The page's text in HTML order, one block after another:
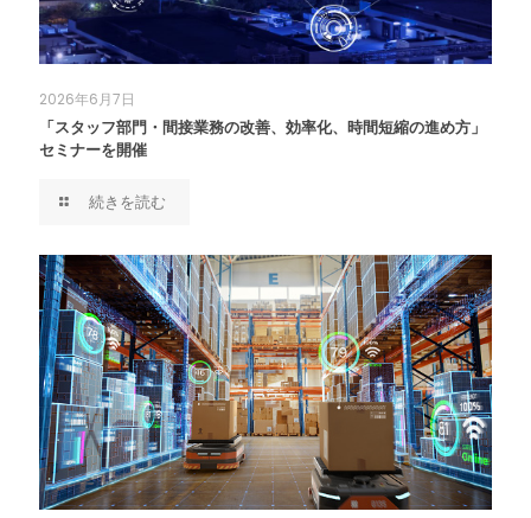
2026年6月7日
「スタッフ部門・間接業務の改善、効率化、時間短縮の進め方」
セミナーを開催
続きを読む